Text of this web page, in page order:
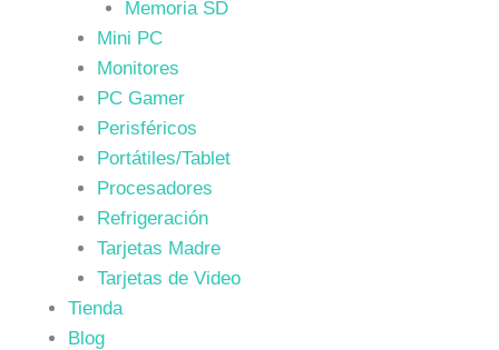
Memoria SD
Mini PC
Monitores
PC Gamer
Perisféricos
Portátiles/Tablet
Procesadores
Refrigeración
Tarjetas Madre
Tarjetas de Video
Tienda
Blog